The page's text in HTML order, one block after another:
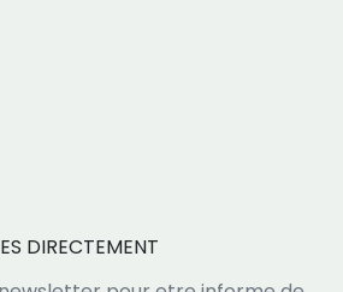
DIRECTEMENT